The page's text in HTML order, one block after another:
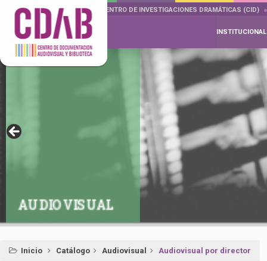
DOCUMENTA DRAMÁTICAS CENTRO DE INVESTIGACIONES DRAMÁTICAS (CID)
INSTITUCIONAL
AUDIOVISUAL
Inicio Catálogo Audiovisual Audiovisual por director